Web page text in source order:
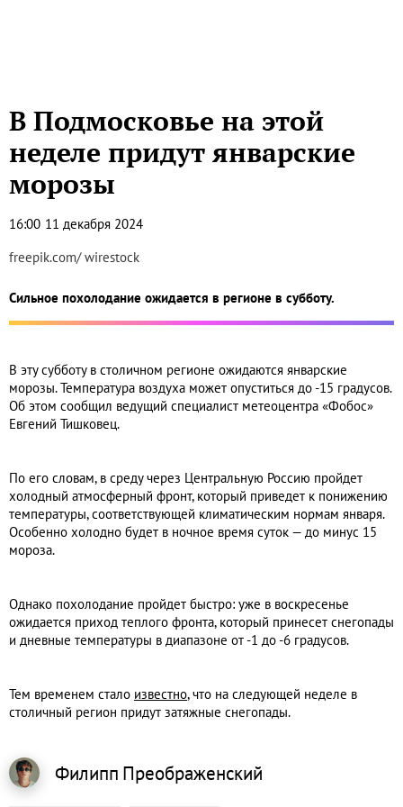
В Подмосковье на этой
неделе придут январские
морозы
16:00 11 декабря 2024
freepik.com/ wirestock
Сильное похолодание ожидается в регионе в субботу.
В эту субботу в столичном регионе ожидаются январские
морозы. Температура воздуха может опуститься до -15 градусов.
Об этом сообщил ведущий специалист метеоцентра «Фобос»
Евгений Тишковец.
По его словам, в среду через Центральную Россию пройдет
холодный атмосферный фронт, который приведет к понижению
температуры, соответствующей климатическим нормам января.
Особенно холодно будет в ночное время суток — до минус 15
мороза.
Однако похолодание пройдет быстро: уже в воскресенье
ожидается приход теплого фронта, который принесет снегопады
и дневные температуры в диапазоне от -1 до -6 градусов.
Тем временем стало известно, что на следующей неделе в
столичный регион придут затяжные снегопады.
Филипп Преображенский